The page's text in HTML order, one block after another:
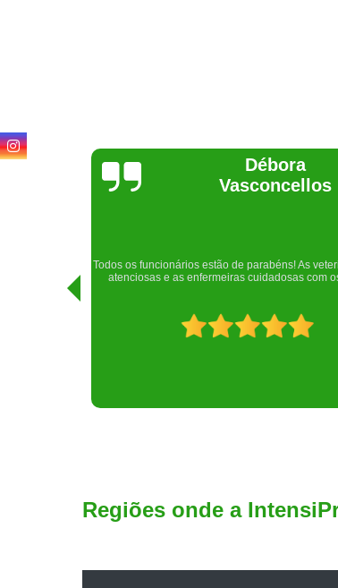
Lethícia
Regina
Realizei uma consulta com meu cachorro com
Raphaela e ela foi extremamente atenciosa.
recepção!
Regiões onde a